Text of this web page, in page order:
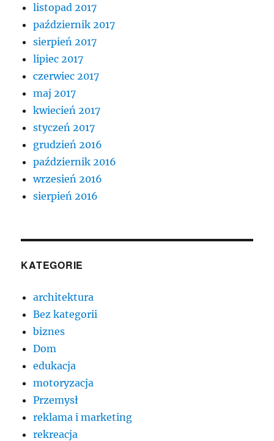
listopad 2017
październik 2017
sierpień 2017
lipiec 2017
czerwiec 2017
maj 2017
kwiecień 2017
styczeń 2017
grudzień 2016
październik 2016
wrzesień 2016
sierpień 2016
KATEGORIE
architektura
Bez kategorii
biznes
Dom
edukacja
motoryzacja
Przemysł
reklama i marketing
rekreacja